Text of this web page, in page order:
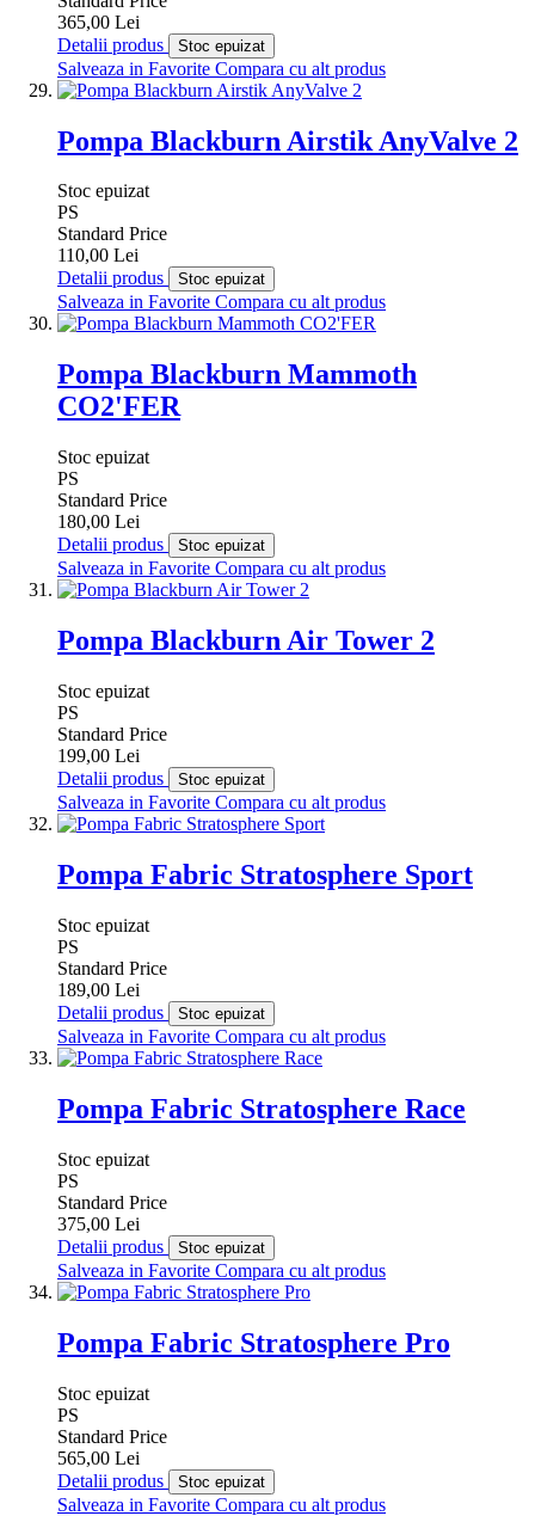
365,00 Lei
Detalii produs
Stoc epuizat
Salveaza in Favorite Compara cu alt produs
Pompa Blackburn Airstik AnyValve 2
Stoc epuizat
PS
Standard Price
110,00 Lei
Detalii produs
Stoc epuizat
Salveaza in Favorite Compara cu alt produs
Pompa Blackburn Mammoth
CO2'FER
Stoc epuizat
PS
Standard Price
180,00 Lei
Detalii produs
Stoc epuizat
Salveaza in Favorite Compara cu alt produs
Pompa Blackburn Air Tower 2
Stoc epuizat
PS
Standard Price
199,00 Lei
Detalii produs
Stoc epuizat
Salveaza in Favorite Compara cu alt produs
Pompa Fabric Stratosphere Sport
Stoc epuizat
PS
Standard Price
189,00 Lei
Detalii produs
Stoc epuizat
Salveaza in Favorite Compara cu alt produs
Pompa Fabric Stratosphere Race
Stoc epuizat
PS
Standard Price
375,00 Lei
Detalii produs
Stoc epuizat
Salveaza in Favorite Compara cu alt produs
Pompa Fabric Stratosphere Pro
Stoc epuizat
PS
Standard Price
565,00 Lei
Detalii produs
Stoc epuizat
Salveaza in Favorite Compara cu alt produs